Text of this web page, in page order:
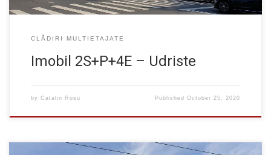
CLĂDIRI MULTIETAJATE
Imobil 2S+P+4E – Udriste
by Catalin Rosu PublishedOctober 25, 2020